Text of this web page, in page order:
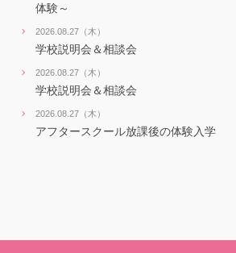
体験～
2026.08.27（木）
学校説明会＆相談会
2026.08.27（木）
学校説明会＆相談会
2026.08.27（木）
アフタースクール放課後の体験入学